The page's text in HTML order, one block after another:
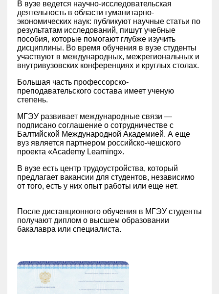
В вузе ведется научно-исследовательская
деятельность в области гуманитарно-
экономических наук: публикуют научные статьи по
результатам исследований, пишут учебные
пособия, которые помогают глубже изучить
дисциплины. Во время обучения в вузе студенты
участвуют в международных, межрегиональных и
внутривузовских конференциях и круглых столах.
Большая часть профессорско-
преподавательского состава имеет ученую
степень.
МГЭУ развивает международные связи —
подписано соглашение о сотрудничестве с
Балтийской Международной Академией. А еще
вуз является партнером российско-чешского
проекта «Academy Learning».
В вузе есть центр трудоустройства, который
предлагает вакансии для студентов, независимо
от того, есть у них опыт работы или еще нет.
После дистанционного обучения в МГЭУ студенты
получают диплом о высшем образовании
бакалавра или специалиста.